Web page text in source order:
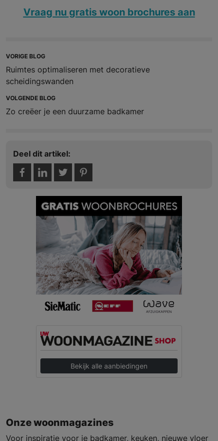
Vraag nu gratis woon brochures aan
VORIGE BLOG
Ruimtes optimaliseren met decoratieve
scheidingswanden
VOLGENDE BLOG
Zo creëer je een duurzame badkamer
Deel dit artikel:
Bekijk alle aanbiedingen
Onze woonmagazines
Voor inspiratie voor je badkamer, keuken, nieuwe vloer